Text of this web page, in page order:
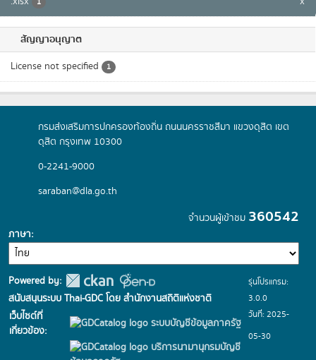
สัญญาอนุญาต
License not specified 1
กรมส่งเสริมการปกครองท้องถิ่น ถนนนครราชสีมา แขวงดุสิต เขต
ดุสิต กรุงเทพ 10300
0-2241-9000
saraban@dla.go.th
จำนวนผู้เข้าชม 360542
ภาษา
Powered by:
สนับสนุนระบบ Thai-GDC โดย สำนักงานสถิติแห่งชาติ
เว็บไซต์ที่
เกี่ยวข้อง:
ระบบบัญชีข้อมูลภาครัฐ
บริการนามานุกรมบัญชี
รุ่นโปรแกรม:
3.0.0
วันที่: 2025-
05-30